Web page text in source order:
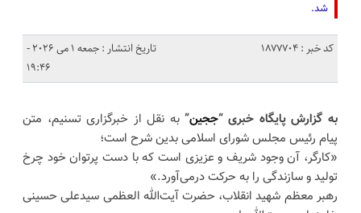
شد.
کد خبر : 1877704
تاریخ انتشار : جمعه 1 می 2026 -
19:46
به گزارش پایگاه خبری “ججین”به نقل از خبرگزاری تسنیم، متن
پیام رئیس مجلس شورای اسلامی بدین شرح است؛
«کارگر، آن وجود شریف و عزیزی است که با دست پرتوان خود چرخ
تولید و سازندگی را به حرکت درمی‌آورد.»
رهبر معظم شهید انقلاب، حضرت آیت‌الله العظمی سیدعلی حسینی